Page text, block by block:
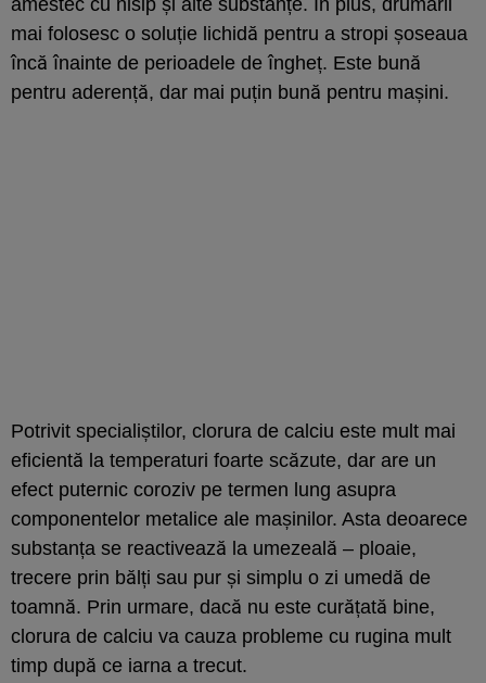
mai folosesc o soluție lichidă pentru a stropi șoseaua
încă înainte de perioadele de îngheț. Este bună
pentru aderență, dar mai puțin bună pentru mașini.
Potrivit specialiștilor, clorura de calciu este mult mai
eficientă la temperaturi foarte scăzute, dar are un
efect puternic coroziv pe termen lung asupra
componentelor metalice ale mașinilor. Asta deoarece
substanța se reactivează la umezeală – ploaie,
trecere prin bălți sau pur și simplu o zi umedă de
toamnă. Prin urmare, dacă nu este curățată bine,
clorura de calciu va cauza probleme cu rugina mult
timp după ce iarna a trecut.